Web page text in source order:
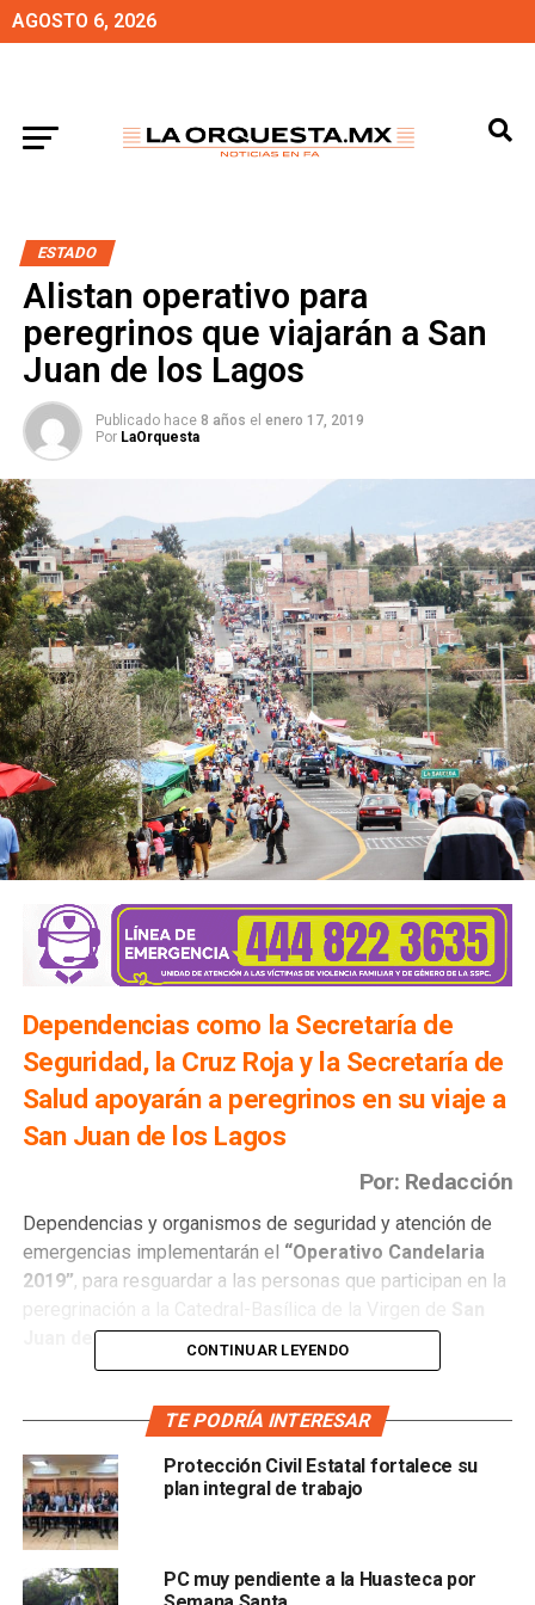
AGOSTO 6, 2026
ESTADO
Alistan operativo para
peregrinos que viajarán a San
Juan de los Lagos
Publicado hace 8 años el enero 17, 2019
Por LaOrquesta
Dependencias como la Secretaría de
Seguridad, la Cruz Roja y la Secretaría de
Salud apoyarán a peregrinos en su viaje a
San Juan de los Lagos
Por: Redacción
Dependencias y organismos de seguridad y atención de
emergencias implementarán el “Operativo Candelaria
2019”, para resguardar a las personas que participan en la
Juan de los Lagosen Jalisco.
Coordinación Estatal de Protección Civil, dijo que se
implementación de este operativo, con la participación de
Protección Civil de San Luis Potosí,
Policía Federal,
Secretaría de Seguridad Pública, Cruz Roja y
Caravana Nacional de la Fe San Luis Potosí.
CONTINUAR LEYENDO
TE PODRÍA INTERESAR
Protección Civil Estatal fortalece su
plan integral de trabajo
PC muy pendiente a la Huasteca por